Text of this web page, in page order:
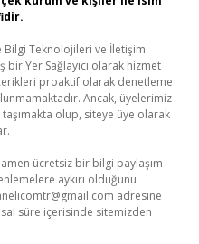
Bilgi Teknolojileri ve İletişim
bir Yer Sağlayıcı olarak hizmet
proaktif olarak denetleme
Ancak, üyelerimiz
olup, siteye üye olarak
ücretsiz bir bilgi paylaşım
aykırı olduğunu
adresine
süre içerisinde sitemizden